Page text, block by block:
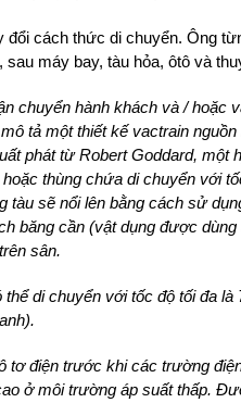
đổi cách thức di chuyển. Ông
máy bay, tàu hỏa, ôtô và
chuyển hành khách và / hoặc
tả một thiết kế vactrain
phát từ Robert Goddard, một
thùng chứa di chuyển với
tàu sẽ nổi lên bằng cách sử
băng cần (vật dụng được
sân.
di chuyển với tốc độ tối đa
tơ điện trước khi các trường
ở môi trường áp suất thấp.